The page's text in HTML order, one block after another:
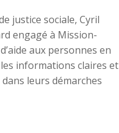
justice sociale, Cyril
engagé à Mission-
aux personnes en
informations claires et
leurs démarches